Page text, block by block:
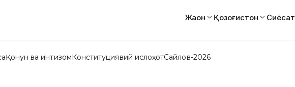
Жаҳон Қозоғистон Сиёсат
Қонун ва интизомКонституциявий ислоҳотСайлов-2026